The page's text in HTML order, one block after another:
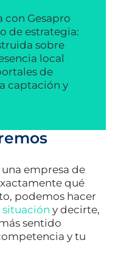
con Gesapro
de estrategia:
sobre
local
de
captación y
una empresa de
qué
podemos hacer
y decirte,
sentido
y tu